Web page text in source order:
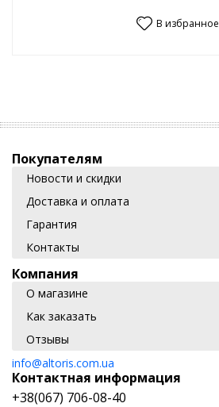
В избранное
Покупателям
Новости и скидки
Доставка и оплата
Гарантия
Контакты
Компания
О магазине
Как заказать
Отзывы
info@altoris.com.ua
Контактная информация
+38(067) 706-08-40